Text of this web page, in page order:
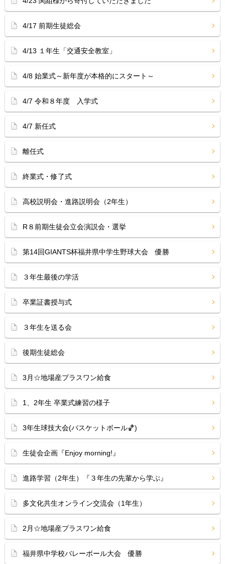
4/17 前期生徒総会
4/13 １年生「交通安全教室」
4/8 始業式～新年度が本格的にスタート～
4/7 令和８年度 入学式
4/7 新任式
離任式
終業式・修了式
高校説明会・進路説明会（2年生）
R８前期生徒会立会演説会・選挙
第14回GIANTS杯福井県中学生野球大会 優勝
３年生最後の学活
卒業証書授与式
３年生を送る会
後期生徒総会
3月☆地場産プラスワン給食
1、2年生 卒業式練習の様子
3年生球技大会(バスケットボール🏀)
生徒会企画『Enjoy morning!』
進路学習（2年生）『３年生の先輩から学ぶ』
多文化共生オンライン交流会（1年生）
2月☆地場産プラスワン給食
福井県中学校バレーボール大会 優勝